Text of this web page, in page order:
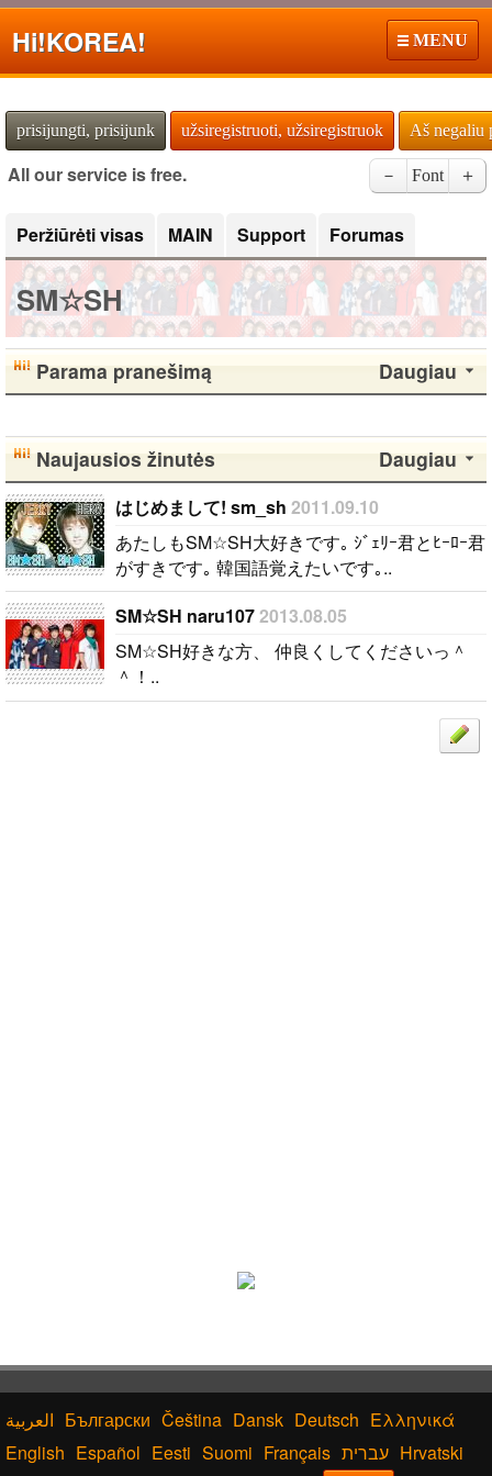
Hi!KOREA! MENU
prisijungti, prisijunk užsiregistruoti, užsiregistruok Aš negaliu
All our service is free. － Font ＋
Peržiūrėti visas MAIN Support Forumas
SM☆SH
Daugiau
Parama pranešimą
Daugiau
Naujausios žinutės
はじめまして! sm_sh 2011.09.10
あたしもSM☆SH大好きです｡ ｼﾞｪﾘｰ君とﾋｰﾛｰ君
がすきです｡ 韓国語覚えたいです｡..
SM☆SH naru1072013.08.05
SM☆SH好きな方、 仲良くしてくださいっ＾
＾！..
Български Čeština Dansk Deutsch Ελληνικά
English Español Eesti Suomi Français עברית Hrvatski